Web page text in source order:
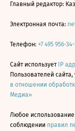
Главный редактор:
Электронная почта:
Телефон: +7 495 956-
Сайт использует IP
Пользователей
в отношении
Медиа»
Любое использование
соблюдении правил